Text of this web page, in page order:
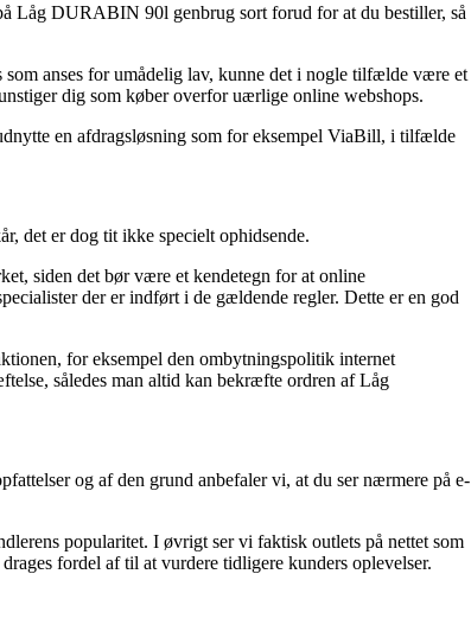
Låg DURABIN 90l genbrug sort forud for at du bestiller, så
anses for umådelig lav, kunne det i nogle tilfælde være et
dig som køber overfor uærlige online webshops.
en afdragsløsning som for eksempel ViaBill, i tilfælde
det er dog tit ikke specielt ophidsende.
siden det bør være et kendetegn for at online
der er indført i de gældende regler. Dette er en god
for eksempel den ombytningspolitik internet
således man altid kan bekræfte ordren af Låg
og af den grund anbefaler vi, at du ser nærmere på e-
popularitet. I øvrigt ser vi faktisk outlets på nettet som
fordel af til at vurdere tidligere kunders oplevelser.